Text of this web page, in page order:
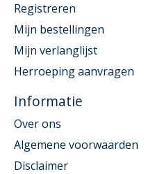
Registreren
Mijn bestellingen
Mijn verlanglijst
Herroeping aanvragen
Informatie
Over ons
Algemene voorwaarden
Disclaimer